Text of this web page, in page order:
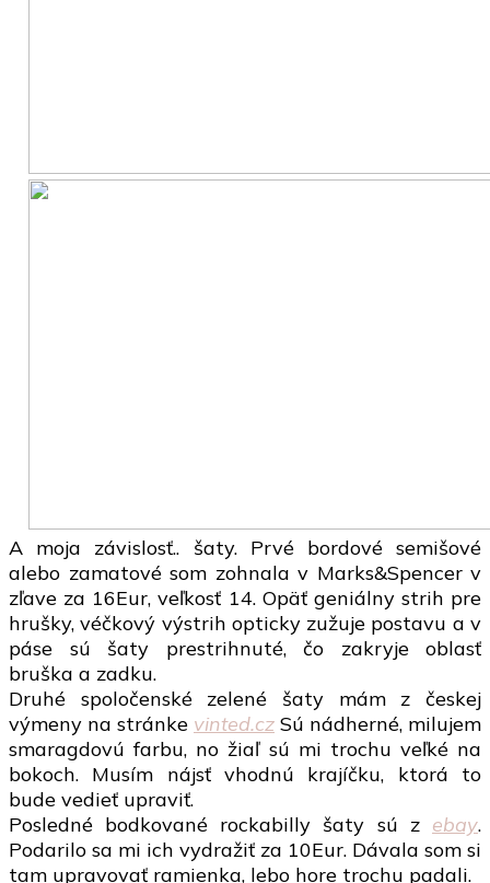
A moja závislosť.. šaty. Prvé bordové semišové
alebo zamatové som zohnala v Marks&Spencer v
zľave za 16Eur, veľkosť 14. Opäť geniálny strih pre
hrušky, véčkový výstrih opticky zužuje postavu a v
páse sú šaty prestrihnuté, čo zakryje oblasť
bruška a zadku.
Druhé spoločenské zelené šaty mám z českej
výmeny na stránke vinted.cz Sú nádherné, milujem
smaragdovú farbu, no žiaľ sú mi trochu veľké na
bokoch. Musím nájsť vhodnú krajíčku, ktorá to
bude vedieť upraviť.
Posledné bodkované rockabilly šaty sú z ebay.
Podarilo sa mi ich vydražiť za 10Eur. Dávala som si
tam upravovať ramienka, lebo hore trochu padali.